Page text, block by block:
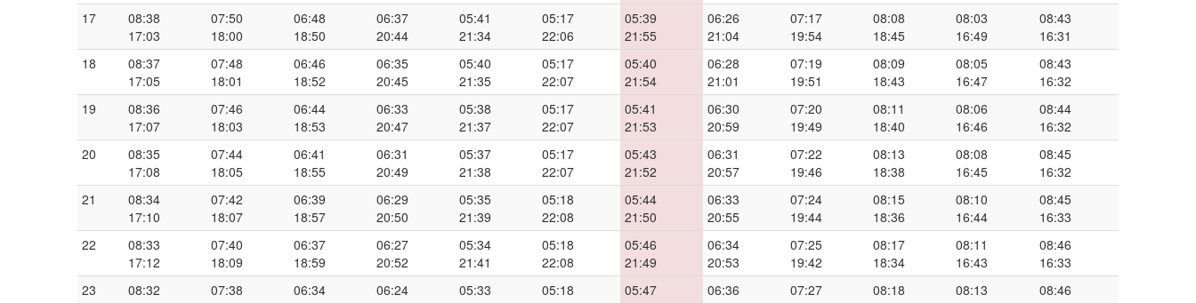
17
08:38
17:03
07:50
18:00
06:48
18:50
06:37
20:44
05:41
21:34
05:17
22:06
05:39
21:55
06:26
21:04
07:17
19:54
08:08
18:45
08:03
16:49
08:43
16:31
18
08:37
17:05
07:48
18:01
06:46
18:52
06:35
20:45
05:40
21:35
05:17
22:07
05:40
21:54
06:28
21:01
07:19
19:51
08:09
18:43
08:05
16:47
08:43
16:32
19
08:36
17:07
07:46
18:03
06:44
18:53
06:33
20:47
05:38
21:37
05:17
22:07
05:41
21:53
06:30
20:59
07:20
19:49
08:11
18:40
08:06
16:46
08:44
16:32
20
08:35
17:08
07:44
18:05
06:41
18:55
06:31
20:49
05:37
21:38
05:17
22:07
05:43
21:52
06:31
20:57
07:22
19:46
08:13
18:38
08:08
16:45
08:45
16:32
21
08:34
17:10
07:42
18:07
06:39
18:57
06:29
20:50
05:35
21:39
05:18
22:08
05:44
21:50
06:33
20:55
07:24
19:44
08:15
18:36
08:10
16:44
08:45
16:33
22
08:33
17:12
07:40
18:09
06:37
18:59
06:27
20:52
05:34
21:41
05:18
22:08
05:46
21:49
06:34
20:53
07:25
19:42
08:17
18:34
08:11
16:43
08:46
16:33
23
08:32
07:38
06:34
06:24
05:33
05:18
05:47
06:36
07:27
08:18
08:13
08:46